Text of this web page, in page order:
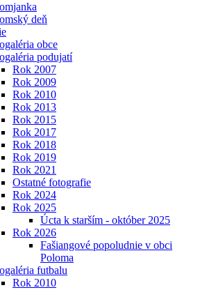
deň
obce
podujatí
Rok 2007
Rok 2009
Rok 2010
Rok 2013
Rok 2015
Rok 2017
Rok 2018
Rok 2019
Rok 2021
Ostatné fotografie
Rok 2024
Rok 2025
Úcta k starším - október 2025
Rok 2026
Fašiangové popoludnie v obci
Poloma
futbalu
Rok 2010